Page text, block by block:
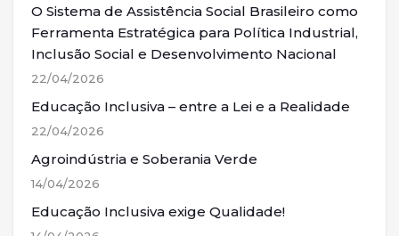
O Sistema de Assistência Social Brasileiro como
Ferramenta Estratégica para Política Industrial,
Inclusão Social e Desenvolvimento Nacional
22/04/2026
Educação Inclusiva – entre a Lei e a Realidade
22/04/2026
Agroindústria e Soberania Verde
14/04/2026
Educação Inclusiva exige Qualidade!